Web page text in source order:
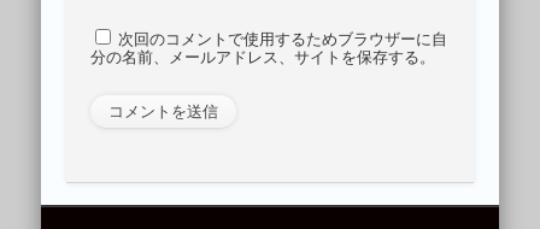
次回のコメントで使用するためブラウザーに自
分の名前、メールアドレス、サイトを保存する。